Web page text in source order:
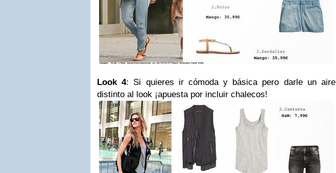
Look 4: Si quieres ir cómoda y básica pero darle un aire
distinto al look ¡apuesta por incluir chalecos!